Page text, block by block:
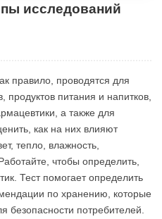
исследований
правило, проводятся для
питания и напитков,
а также для
как на них влияют
тепло, влажность,
чтобы определить,
Тест помогает определить
по хранению, которые
потребителей.